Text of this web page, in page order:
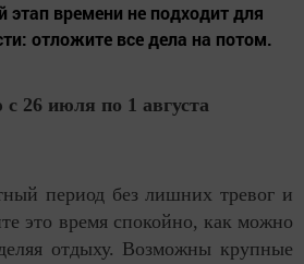
этап времени не подходит для
отложите все дела на потом.
26 июля по 1 августа
период без лишних тревог и
это время спокойно, как можно
отдыху. Возможны крупные